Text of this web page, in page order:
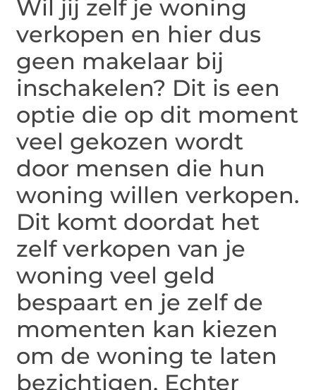
Wil jij zelf je woning
verkopen en hier dus
geen makelaar bij
inschakelen? Dit is een
optie die op dit moment
veel gekozen wordt
door mensen die hun
woning willen verkopen.
Dit komt doordat het
zelf verkopen van je
woning veel geld
bespaart en je zelf de
momenten kan kiezen
om de woning te laten
bezichtigen. Echter